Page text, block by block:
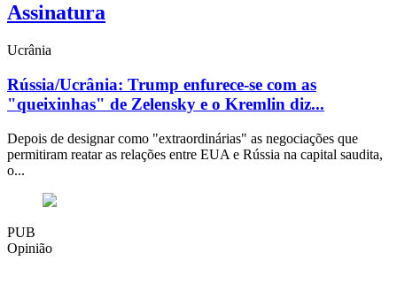
Assinatura
Ucrânia
Rússia/Ucrânia: Trump enfurece-se com as
"queixinhas" de Zelensky e o Kremlin diz...
Depois de designar como "extraordinárias" as negociações que
permitiram reatar as relações entre EUA e Rússia na capital saudita,
o...
PUB
Opinião